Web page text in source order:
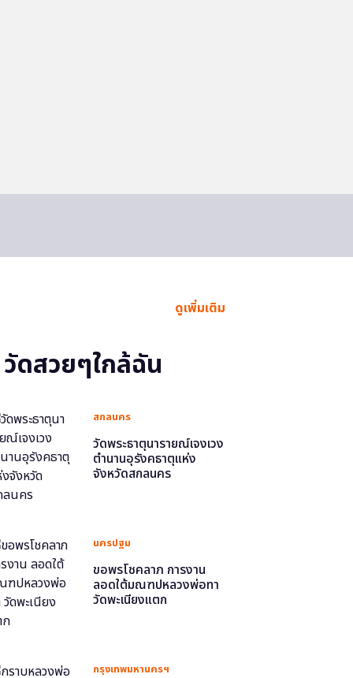
ดูเพิ่มเติม
วัดสวยๆใกล้ฉัน
สกลนคร
วัดพระธาตุนารายณ์เจงเวง
ตำนานอุรังคธาตุแห่ง
จังหวัดสกลนคร
นครปฐม
ขอพรโชคลาภ การงาน
ลอดใต้มณฑปหลวงพ่อทา
วัดพะเนียงแตก
กรุงเทพมหานครฯ